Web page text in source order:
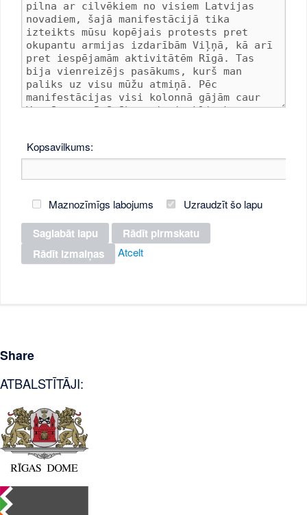
Kopsavilkums:
Maznozīmīgs labojums Uzraudzīt šo lapu
Atcelt
Share
ATBALSTĪTĀJI: